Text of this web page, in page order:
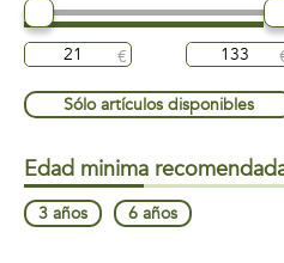
Sólo artículos disponibles
Edad minima
3 años 6 años